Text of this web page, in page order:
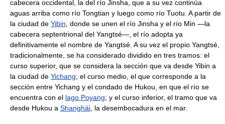
cabecera occidental, la del río Jinsha, que a su vez continúa
aguas arriba como río Tongtian y luego como río Tuotu. A partir de
la ciudad de Yibin, donde se unen el río Jinsha y el río Min —la
cabecera septentrional del Yangtsé—, el río adopta ya
definitivamente el nombre de Yangtsé. A su vez el propio Yangtsé,
tradicionalmente, se ha considerado dividido en tres tramos: el
curso superior, que se considera la sección que va desde Yibin a
la ciudad de Yichang; el curso medio, el que corresponde a la
sección entre Yichang y el condado de Hukou, en que el río se
encuentra con el lago Poyang; y el curso inferior, el tramo que va
desde Hukou a Shanghái, la desembocadura en el mar.